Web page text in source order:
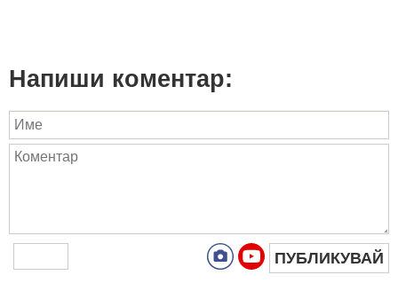
Напиши коментар:
ПУБЛИКУВАЙ